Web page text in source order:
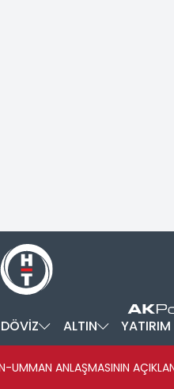
DÖVİZ ALTIN YATIRIM
UMMAN ANLAŞMASININ